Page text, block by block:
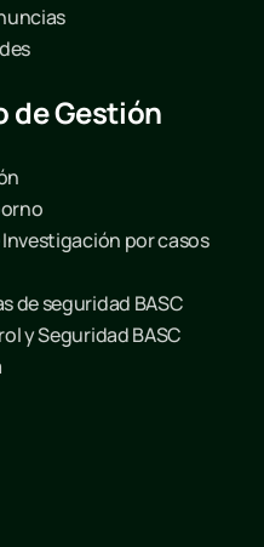
de Gestión
por casos
de seguridad BASC
y Seguridad BASC